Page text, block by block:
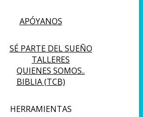
APÓYANOS
SÉ PARTE DEL SUEÑO
TALLERES
QUIENES SOMOS..
BIBLIA (TCB)
HERRAMIENTAS